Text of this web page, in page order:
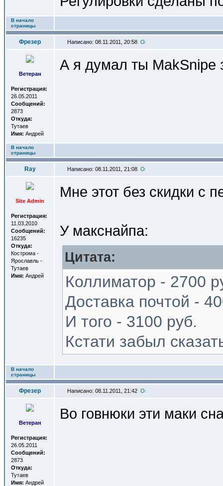
В начало
страницы
Фрезер Написано: 08.11.2011, 20:58
Ветеран
Регистрация:
26.05.2011
Сообщений:
2873
Откуда:
Тутаев
Имя: Андрей
А я думал ты MakSnipe
В начало
страницы
Ray Написано: 08.11.2011, 21:08
Site Admin
Регистрация:
11.03.2010
Сообщений:
16235
Откуда:
Кострома -
Ярославль -
Тутаев
Имя: Андрей
Мне этот без скидки с
У макснайпа:
Цитата:
Коллиматор - 2700
Доставка почтой -
И того - 3100 руб.
Кстати забыл
В начало
страницы
Фрезер Написано: 08.11.2011, 21:42
Ветеран
Регистрация:
26.05.2011
Сообщений:
2873
Откуда:
Тутаев
Имя: Андрей
Во говнюки эти маки